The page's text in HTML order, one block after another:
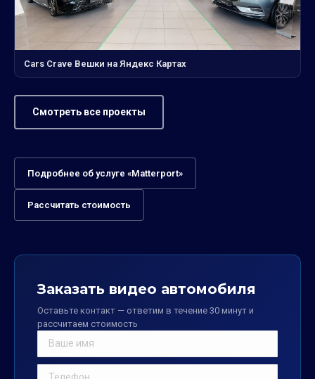
Cars Crave Вешки на Яндекс Картах
Смотреть все проекты
Подробнее об услуге «Matterport»
Рассчитать стоимость
Заказать видео автомобиля
Оставьте контакт — ответим в течение 30 минут и
рассчитаем стоимость